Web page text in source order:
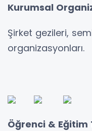
Kurumsal
Şirket gezileri,
organizasyonları.
Öğrenci & Eğitim